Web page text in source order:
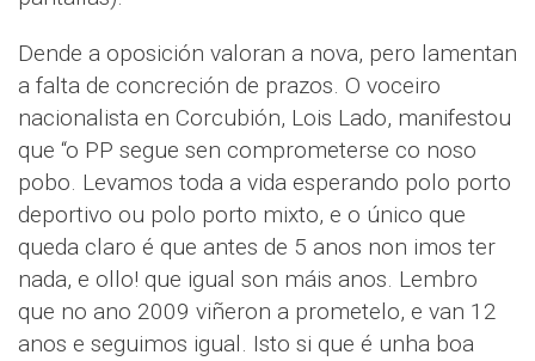
Dende a oposición valoran a nova, pero lamentan
a falta de concreción de prazos. O voceiro
nacionalista en Corcubión, Lois Lado, manifestou
que “o PP segue sen comprometerse co noso
pobo. Levamos toda a vida esperando polo porto
deportivo ou polo porto mixto, e o único que
queda claro é que antes de 5 anos non imos ter
nada, e ollo! que igual son máis anos. Lembro
que no ano 2009 viñeron a prometelo, e van 12
anos e seguimos igual. Isto si que é unha boa